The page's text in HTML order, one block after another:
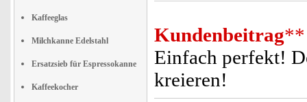
Kaffeeglas
Milchkanne Edelstahl
Ersatzsieb für Espressokanne
Kaffeekocher
Kundenbeitrag**
Einfach perfekt!
kreieren!